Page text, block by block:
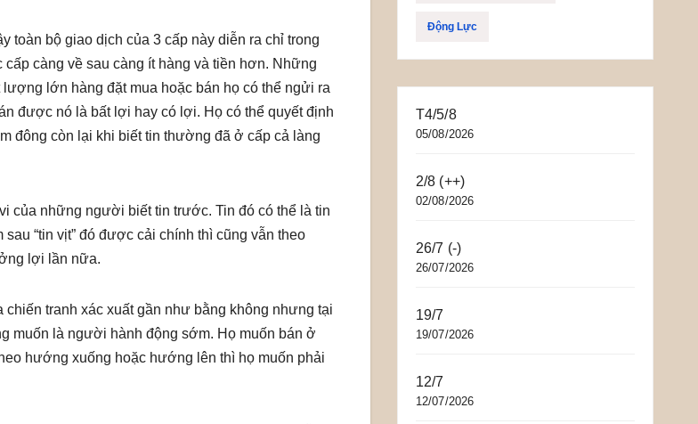
toàn bộ giao dịch của 3 cấp này diễn ra chỉ trong
càng về sau càng ít hàng và tiền hơn. Những
lớn hàng đặt mua hoặc bán họ có thể ngửi ra
được nó là bất lợi hay có lợi. Họ có thể quyết định
đông còn lại khi biết tin thường đã ở cấp cả làng
của những người biết tin trước. Tin đó có thể là tin
“tin vịt” đó được cải chính thì cũng vẫn theo
lợi lần nữa.
tranh xác xuất gần như bằng không nhưng tại
muốn là người hành động sớm. Họ muốn bán ở
hướng xuống hoặc hướng lên thì họ muốn phải
Động Lực
T4/5/8
05/08/2026
2/8 (++)
02/08/2026
26/7 (-)
26/07/2026
19/7
19/07/2026
12/7
12/07/2026